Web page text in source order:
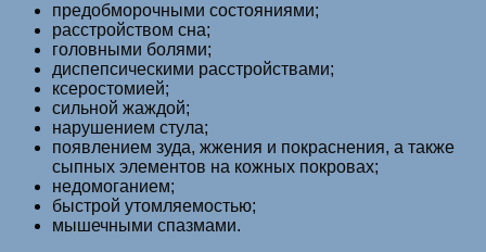
предобморочными состояниями;
расстройством сна;
головными болями;
диспепсическими расстройствами;
ксеростомией;
сильной жаждой;
нарушением стула;
появлением зуда, жжения и покраснения, а также
сыпных элементов на кожных покровах;
недомоганием;
быстрой утомляемостью;
мышечными спазмами.